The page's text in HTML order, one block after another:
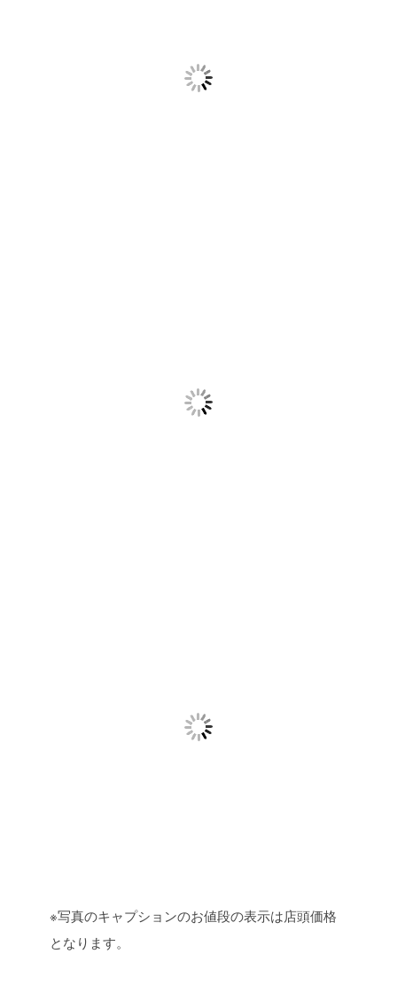
※写真のキャプションのお値段の表示は店頭価格
となります。